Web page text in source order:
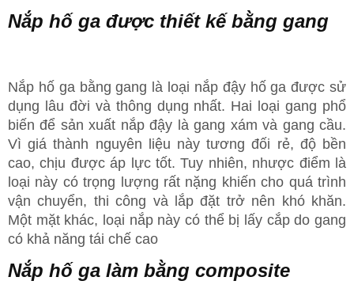
Nắp hố ga được thiết kế bằng gang
Nắp hố ga bằng gang là loại nắp đậy hố ga được sử
dụng lâu đời và thông dụng nhất. Hai loại gang phổ
biến để sản xuất nắp đậy là gang xám và gang cầu.
Vì giá thành nguyên liệu này tương đối rẻ, độ bền
cao, chịu được áp lực tốt. Tuy nhiên, nhược điểm là
loại này có trọng lượng rất nặng khiến cho quá trình
vận chuyển, thi công và lắp đặt trở nên khó khăn.
Một mặt khác, loại nắp này có thể bị lấy cắp do gang
có khả năng tái chế cao
Nắp hố ga làm bằng composite